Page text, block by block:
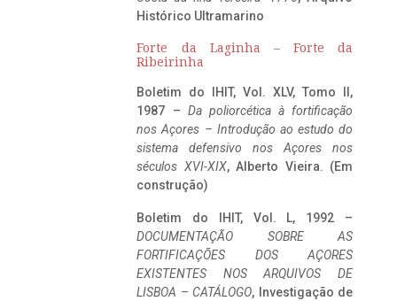
Histórico Ultramarino
Forte da Laginha – Forte da
Ribeirinha
Boletim do IHIT, Vol. XLV, Tomo II,
1987 – Da poliorcética à fortificação
nos Açores – Introdução ao estudo do
sistema defensivo nos Açores nos
séculos XVI-XIX, Alberto Vieira. (Em
construção)
Boletim do IHIT, Vol. L, 1992 –
DOCUMENTAÇÃO SOBRE AS
FORTIFICAÇÕES DOS AÇORES
EXISTENTES NOS ARQUIVOS DE
LISBOA – CATÁLOGO, Investigação de